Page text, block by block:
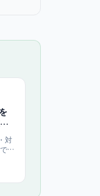
整
対
解